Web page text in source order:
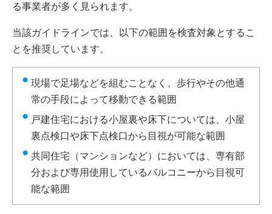
る事業者が多く見られます。
当該ガイドラインでは、以下の範囲を検査対象とするこ
とを推奨しています。
現場で足場などを組むことなく、歩行やその他通
常の手段によって移動できる範囲
戸建住宅における小屋裏や床下については、小屋
裏点検口や床下点検口から目視が可能な範囲
共同住宅（マンションなど）においては、専有部
分および専用使用しているバルコニーから目視可
能な範囲